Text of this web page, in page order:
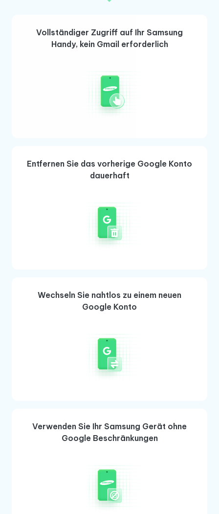
Vollständiger Zugriff auf Ihr Samsung
Handy, kein Gmail erforderlich
Entfernen Sie das vorherige Google Konto
dauerhaft
Wechseln Sie nahtlos zu einem neuen
Google Konto
Verwenden Sie Ihr Samsung Gerät ohne
Google Beschränkungen